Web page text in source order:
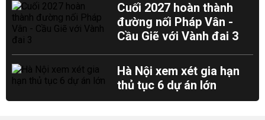
Cuối 2027 hoàn thành
đường nối Pháp Vân -
Cầu Giẽ với Vành đai 3
Hà Nội xem xét gia hạn
thủ tục 6 dự án lớn